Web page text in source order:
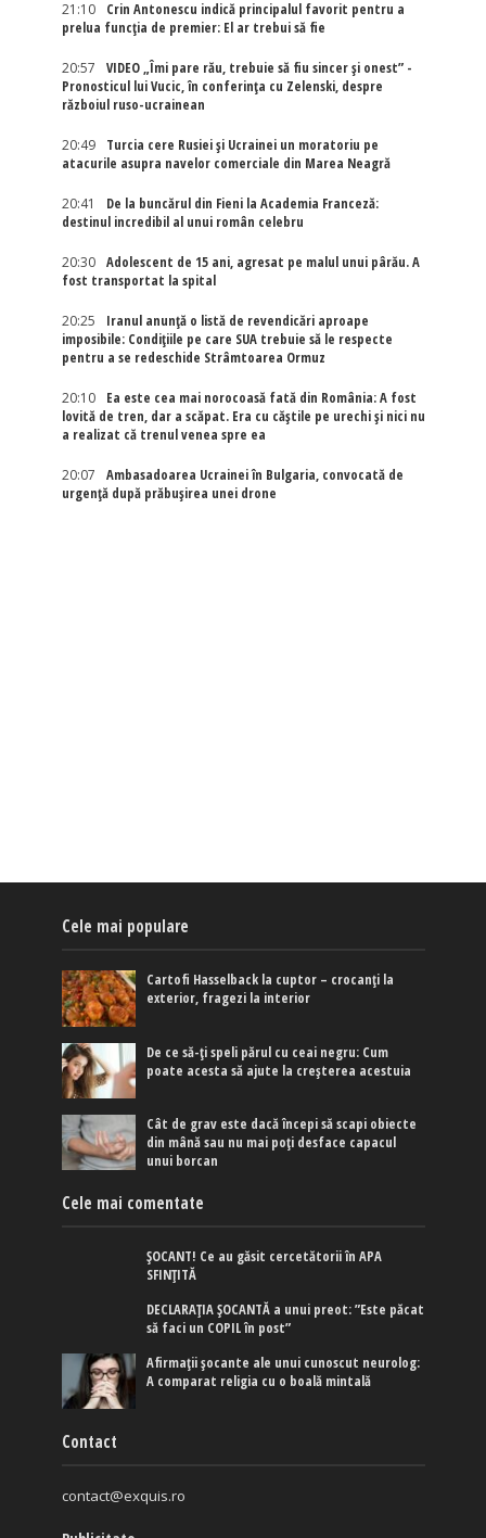
21:10
Crin Antonescu indică principalul favorit pentru a
prelua funcția de premier: El ar trebui să fie
20:57
VIDEO „Îmi pare rău, trebuie să fiu sincer și onest” -
Pronosticul lui Vucic, în conferința cu Zelenski, despre
războiul ruso-ucrainean
20:49
Turcia cere Rusiei și Ucrainei un moratoriu pe
atacurile asupra navelor comerciale din Marea Neagră
20:41
De la buncărul din Fieni la Academia Franceză:
destinul incredibil al unui român celebru
20:30
Adolescent de 15 ani, agresat pe malul unui pârău. A
fost transportat la spital
20:25
Iranul anunță o listă de revendicări aproape
imposibile: Condițiile pe care SUA trebuie să le respecte
pentru a se redeschide Strâmtoarea Ormuz
20:10
Ea este cea mai norocoasă fată din România: A fost
lovită de tren, dar a scăpat. Era cu căștile pe urechi și nici nu
a realizat că trenul venea spre ea
20:07
Ambasadoarea Ucrainei în Bulgaria, convocată de
urgență după prăbușirea unei drone
Cele mai populare
Cartofi Hasselback la cuptor – crocanți la
exterior, fragezi la interior
De ce să-ți speli părul cu ceai negru: Cum
poate acesta să ajute la creșterea acestuia
Cât de grav este dacă începi să scapi obiecte
din mână sau nu mai poți desface capacul
unui borcan
Cele mai comentate
ȘOCANT! Ce au găsit cercetătorii în APA
SFINȚITĂ
DECLARAȚIA ȘOCANTĂ a unui preot: ”Este păcat
să faci un COPIL în post”
Afirmaţii şocante ale unui cunoscut neurolog:
A comparat religia cu o boală mintală
Contact
contact@exquis.ro